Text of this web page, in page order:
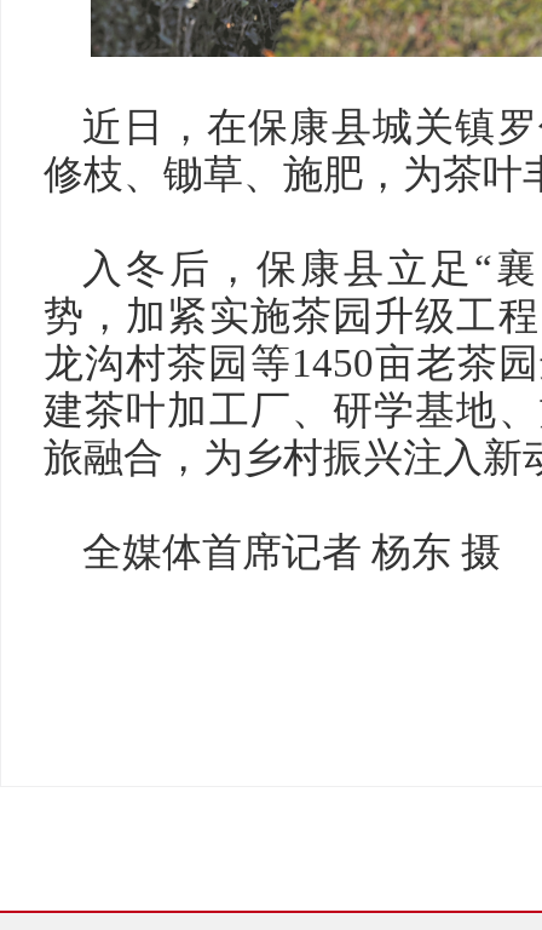
近日，在保康县城关镇
修枝、锄草、施肥，为茶叶
入冬后，保康县立足“
势，加紧实施茶园升级工
龙沟村茶园等1450亩老茶
建茶叶加工厂、研学基地
旅融合，为乡村振兴注入新
全媒体首席记者 杨东 摄